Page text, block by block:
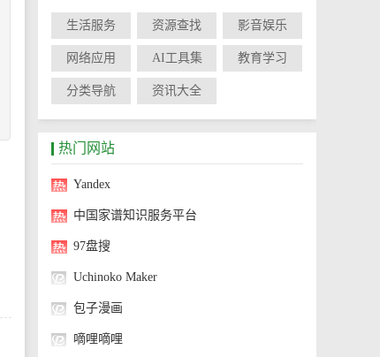
生活服务 资源查找 影音娱乐
网络应用 AI工具集 教育学习
分类导航 资讯大全
热门网站
Yandex
中国家谱知识服务平台
97盘搜
Uchinoko Maker
包子漫画
嘀哩嘀哩